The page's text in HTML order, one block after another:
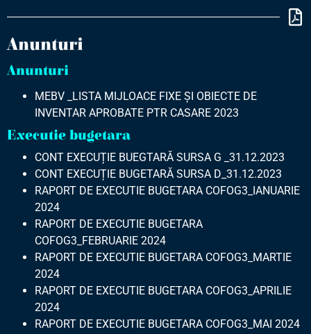
Anunturi
Anunturi
MEBV _LISTA MIJLOACE FIXE ȘI OBIECTE DE
INVENTAR APROBATE PTR CASARE 2023
Executie bugetara
CONT EXECUȚIE BUEGTARĂ SURSA G _31.12.2023
CONT EXECUȚIE BUGETARĂ SURSA D_31.12.2023
RAPORT DE EXECUTIE BUGETARA COFOG3_IANUARIE
2024
RAPORT DE EXECUTIE BUGETARA
COFOG3_FEBRUARIE 2024
RAPORT DE EXECUTIE BUGETARA COFOG3_MARTIE
2024
RAPORT DE EXECUTIE BUGETARA COFOG3_APRILIE
2024
RAPORT DE EXECUTIE BUGETARA COFOG3_MAI 2024